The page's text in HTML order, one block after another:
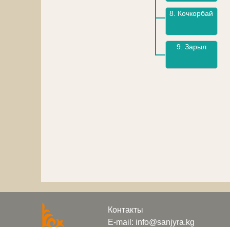
8. Кочкорбай
9. Зарыл
Контакты
E-mail: info@sanjyra.kg